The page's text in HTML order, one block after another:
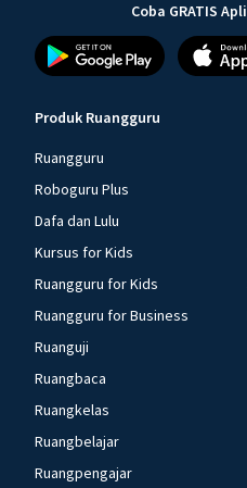
Coba GRATIS
Produk Ruangguru
Ruangguru
Roboguru Plus
Dafa dan Lulu
Kursus for Kids
Ruangguru for Kids
Ruangguru for Business
Ruanguji
Ruangbaca
Ruangkelas
Ruangbelajar
Ruangpengajar